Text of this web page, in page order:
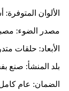
​الألوان
​مصدر الضوء:
​الأبعاد: حلقات متدرجة
​بلد المنشأ: صنع
​الضمان: عام كامل (1 سنة) شامل المكونات الإلكترونية